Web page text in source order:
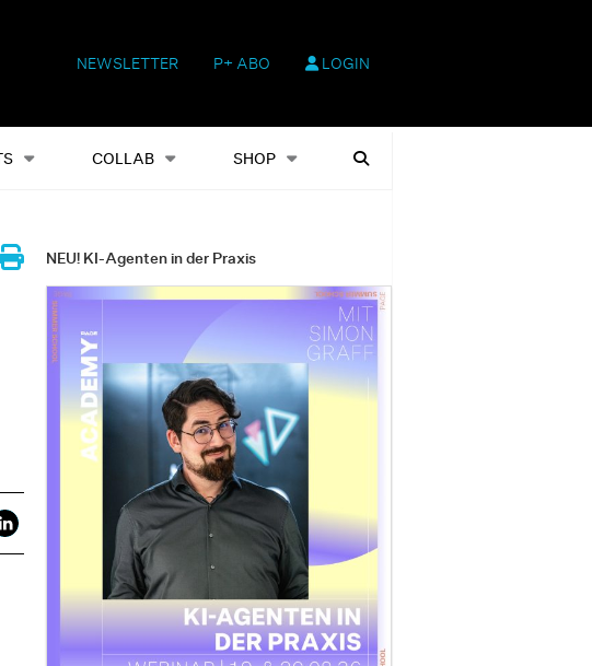
NEWSLETTER P+ ABO LOGIN
COLLAB SHOP
Events Shop Heftausgaben Suchen
NEU! KI-Agenten in der Praxis